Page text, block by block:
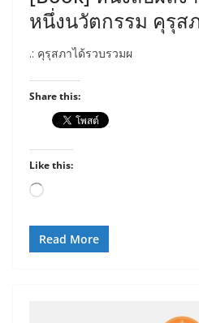
หนึ่งนวัตกรรม คุรุส
.: คุรุสภาได้รวบรวมผ
Share this:
Like this:
Loading…
Read More